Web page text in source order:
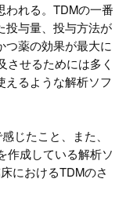
われる。TDMの一番
投与量、投与方法が
つ薬の効果が最大に
させるためには多く
えるような解析ソフ
じたこと、また、
作成している解析ソ
におけるTDMのさ